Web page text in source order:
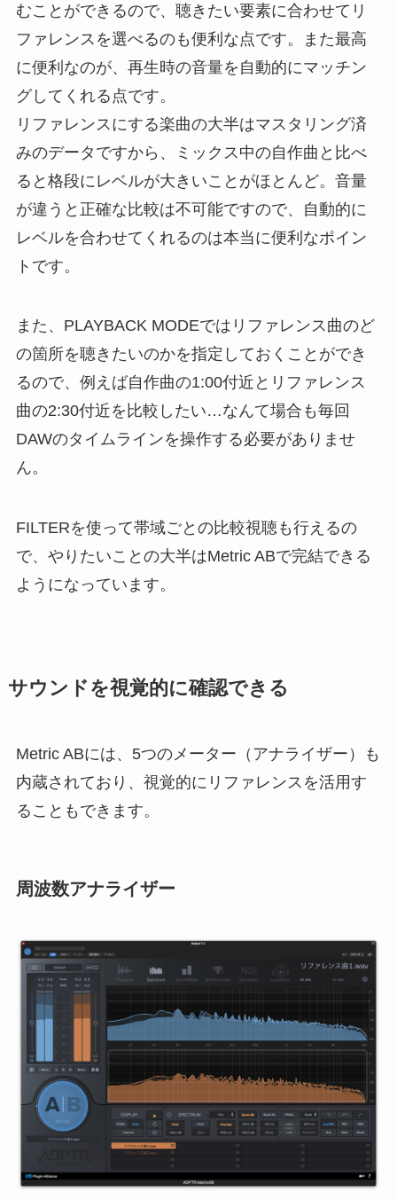
むことができるので、聴きたい要素に合わせてリ
ファレンスを選べるのも便利な点です。また最高
に便利なのが、再生時の音量を自動的にマッチン
グしてくれる点です。
リファレンスにする楽曲の大半はマスタリング済
みのデータですから、ミックス中の自作曲と比べ
ると格段にレベルが大きいことがほとんど。音量
が違うと正確な比較は不可能ですので、自動的に
レベルを合わせてくれるのは本当に便利なポイン
トです。
また、PLAYBACK MODEではリファレンス曲のど
の箇所を聴きたいのかを指定しておくことができ
るので、例えば自作曲の1:00付近とリファレンス
曲の2:30付近を比較したい…なんて場合も毎回
DAWのタイムラインを操作する必要がありませ
ん。
FILTERを使って帯域ごとの比較視聴も行えるの
で、やりたいことの大半はMetric ABで完結できる
ようになっています。
サウンドを視覚的に確認できる
Metric ABには、5つのメーター（アナライザー）も
内蔵されており、視覚的にリファレンスを活用す
ることもできます。
周波数アナライザー